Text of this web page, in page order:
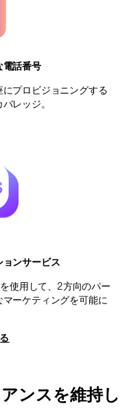
電話番号
プロビジョニングする
レッジ。
ョンサービス
使用して、2方向のパー
ーケティングを可能に
ンスを維持し